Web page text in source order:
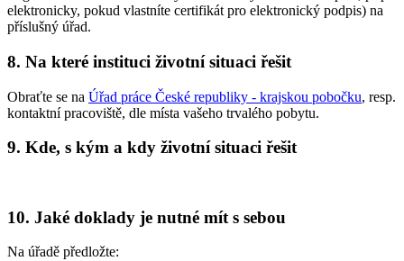
elektronicky, pokud vlastníte certifikát pro elektronický podpis) na
příslušný úřad.
8. Na které instituci životní situaci řešit
Obraťte se na Úřad práce České republiky - krajskou pobočku, resp.
kontaktní pracoviště, dle místa vašeho trvalého pobytu.
9. Kde, s kým a kdy životní situaci řešit
10. Jaké doklady je nutné mít s sebou
Na úřadě předložte: